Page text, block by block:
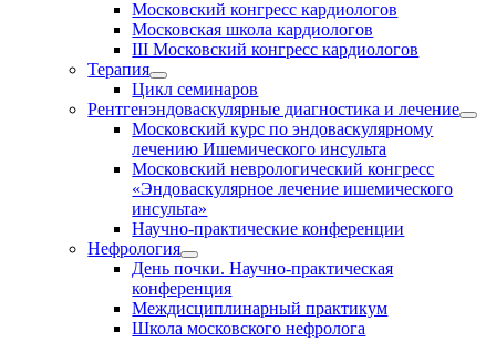
Московский конгресс кардиологов
Московская школа кардиологов
III Московский конгресс кардиологов
Терапия
Цикл семинаров
Рентгенэндоваскулярные диагностика и лечение
Московский курс по эндоваскулярному
лечению Ишемического инсульта
Московский неврологический конгресс
«Эндоваскулярное лечение ишемического
инсульта»
Научно-практические конференции
Нефрология
День почки. Научно-практическая
конференция
Междисциплинарный практикум
Школа московского нефролога